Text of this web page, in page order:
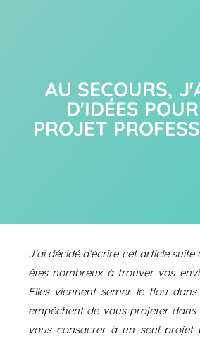
AU SECOURS,
D'IDÉES
PROJET
J’ai décidé d’écrire cet article
êtes nombreux à trouver vos
Elles viennent semer le flou
empêchent de vous projeter dans
vous consacrer à un seul projet